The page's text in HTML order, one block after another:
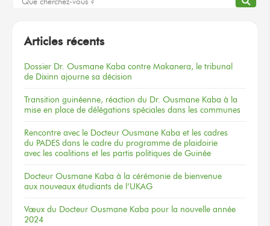
Articles récents
Dossier Dr. Ousmane Kaba contre Makanera, le tribunal
de Dixinn ajourne sa décision
Transition guinéenne, réaction du Dr. Ousmane Kaba à la
mise en place de délégations spéciales dans les communes
Rencontre avec le Docteur Ousmane Kaba et les cadres
du PADES dans le cadre du programme de plaidoirie
avec les coalitions et les partis politiques de Guinée
Docteur Ousmane Kaba à la cérémonie de bienvenue
aux nouveaux étudiants de l’UKAG
Vœux du Docteur Ousmane Kaba pour la nouvelle année
2024